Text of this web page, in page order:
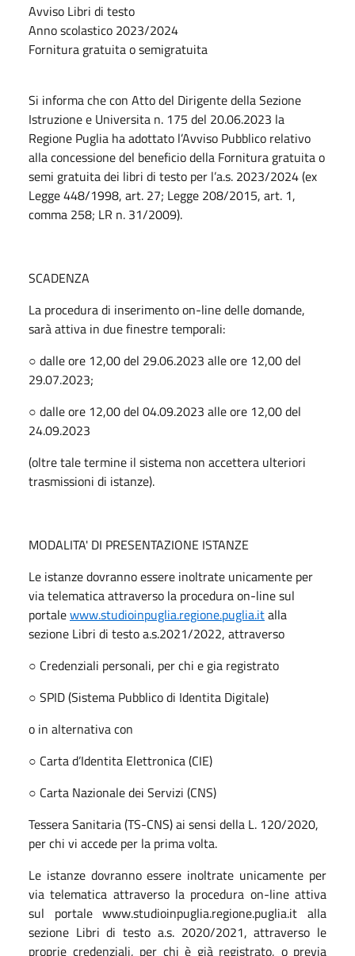
Avviso Libri di testo
Anno scolastico 2023/2024
Fornitura gratuita o semigratuita
Si informa che con Atto del Dirigente della Sezione
Istruzione e Universita n. 175 del 20.06.2023 la
Regione Puglia ha adottato l’Avviso Pubblico relativo
alla concessione del beneficio della Fornitura gratuita o
semi gratuita dei libri di testo per l’a.s. 2023/2024 (ex
Legge 448/1998, art. 27; Legge 208/2015, art. 1,
comma 258; LR n. 31/2009).
SCADENZA
La procedura di inserimento on-line delle domande,
sarà attiva in due finestre temporali:
○ dalle ore 12,00 del 29.06.2023 alle ore 12,00 del
29.07.2023;
○ dalle ore 12,00 del 04.09.2023 alle ore 12,00 del
24.09.2023
(oltre tale termine il sistema non accettera ulteriori
trasmissioni di istanze).
MODALITA' DI PRESENTAZIONE ISTANZE
Le istanze dovranno essere inoltrate unicamente per
via telematica attraverso la procedura on-line sul
portalewww.studioinpuglia.regione.puglia.italla
sezione Libri di testo a.s.2021/2022, attraverso
○ Credenziali personali, per chi e gia registrato
○ SPID (Sistema Pubblico di Identita Digitale)
o in alternativa con
○ Carta d’Identita Elettronica (CIE)
○ Carta Nazionale dei Servizi (CNS)
Tessera Sanitaria (TS-CNS) ai sensi della L. 120/2020,
per chi vi accede per la prima volta.
Le istanze dovranno essere inoltrate unicamente per
via telematica attraverso la procedura on-line attiva
sul portale www.studioinpuglia.regione.puglia.it alla
sezione Libri di testo a.s. 2020/2021, attraverso le
proprie credenziali, per chi è già registrato, o previa